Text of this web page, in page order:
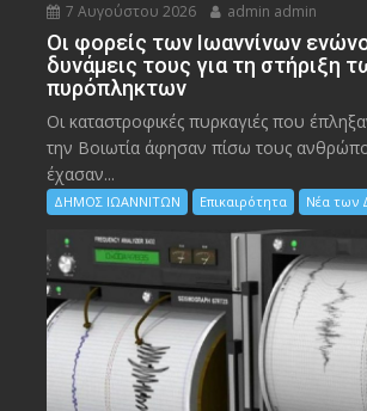
7 Αυγούστου 2026 admin admin
Οι φορείς των Ιωαννίνων
δυνάμεις τους για τη στήριξη
πυρόπληκτων
Οι καταστροφικές πυρκαγιές που
την Bοιωτία άφησαν πίσω τους
έχασαν...
ΔΗΜΟΣ ΙΩΑΝΝΙΤΩΝ Επικαιρότητα Νέα των